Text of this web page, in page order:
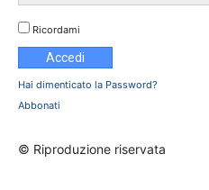
Ricordami
Hai dimenticato la Password?
Abbonati
© Riproduzione riservata